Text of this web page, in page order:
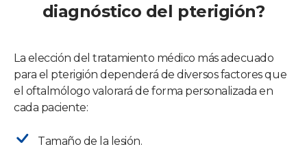
diagnóstico del pterigión?
La elección del tratamiento médico más adecuado
para el pterigión dependerá de diversos factores que
el oftalmólogo valorará de forma personalizada en
cada paciente:
Tamaño de la lesión.